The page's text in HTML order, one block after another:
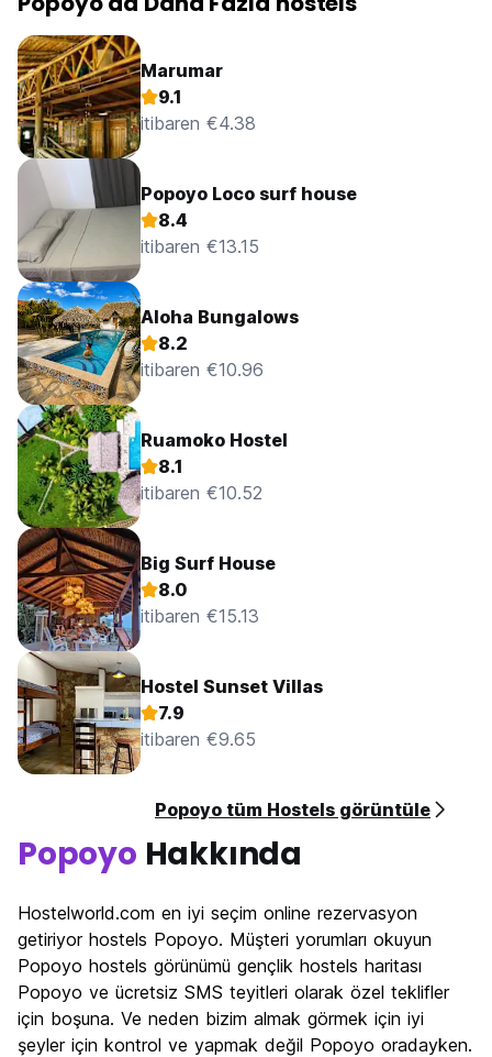
Marumar
9.1
itibaren €4.38
Popoyo Loco surf house
8.4
itibaren €13.15
Aloha Bungalows
8.2
itibaren €10.96
Ruamoko Hostel
8.1
itibaren €10.52
Big Surf House
8.0
itibaren €15.13
Hostel Sunset Villas
7.9
itibaren €9.65
Popoyo tüm Hostels görüntüle
Popoyo Hakkında
Hostelworld.com en iyi seçim online rezervasyon
getiriyor hostels Popoyo. Müşteri yorumları okuyun
Popoyo hostels görünümü gençlik hostels haritası
Popoyo ve ücretsiz SMS teyitleri olarak özel teklifler
için boşuna. Ve neden bizim almak görmek için iyi
şeyler için kontrol ve yapmak değil Popoyo oradayken.